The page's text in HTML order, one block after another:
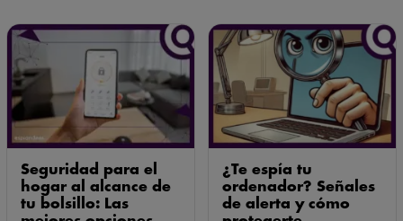
hogar al alcance de
tu bolsillo: Las
mejores opciones
ordenador? Señales
de alerta y cómo
protegerte